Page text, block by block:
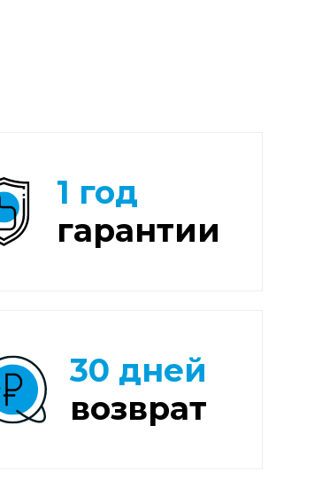
1 год
гарантии
30 дней
возврат